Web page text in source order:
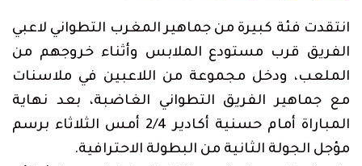
انتقدت فئة كبيرة من جماهير المغرب التطواني لاعبي
الفريق قرب مستودع الملابس وأثناء خروجهم من
الملعب، ودخل مجموعة من اللاعبين في ملاسنات
مع جماهير الفريق التطواني الغاضبة، بعد نهاية
المباراة أمام حسنية أكادير 2/4 أمس الثلاثاء برسم
مؤجل الجولة الثانية من البطولة الاحترافية.